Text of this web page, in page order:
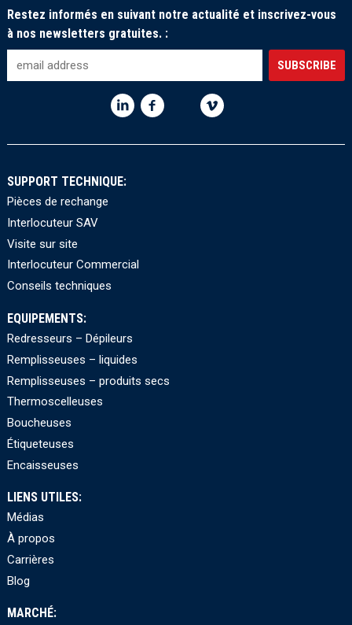
Restez informés en suivant notre actualité et inscrivez-vous
à nos newsletters gratuites. :
SUPPORT TECHNIQUE:
Pièces de rechange
Interlocuteur SAV
Visite sur site
Interlocuteur Commercial
Conseils techniques
EQUIPEMENTS:
Redresseurs – Dépileurs
Remplisseuses – liquides
Remplisseuses – produits secs
Thermoscelleuses
Boucheuses
Étiqueteuses
Encaisseuses
LIENS UTILES:
Médias
À propos
Carrières
Blog
MARCHÉ: